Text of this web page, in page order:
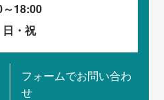
18:00
日・祝
フォームでお問い合わ
せ